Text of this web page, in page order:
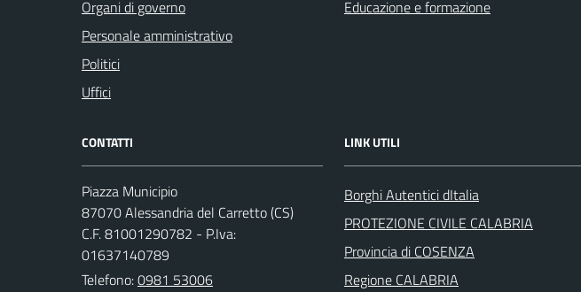
Organi di governo
Personale amministrativo
Politici
Uffici
Educazione e formazione
CONTATTI
Piazza Municipio
87070 Alessandria del Carretto (CS)
C.F. 81001290782 - P.Iva:
01637140789
Telefono:0981 53006
LINK UTILI
Borghi Autentici dItalia
PROTEZIONE CIVILE CALABRIA
Provincia di COSENZA
Regione CALABRIA